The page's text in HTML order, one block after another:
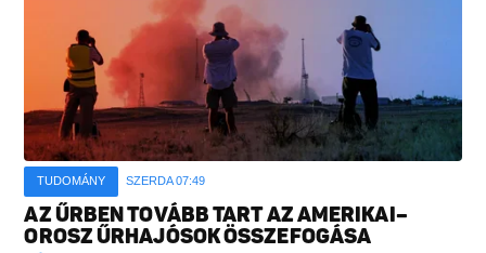
TUDOMÁNY SZERDA 07:49
AZ ŰRBEN TOVÁBB TART AZ AMERIKAI–
OROSZ ŰRHAJÓSOK ÖSSZEFOGÁSA